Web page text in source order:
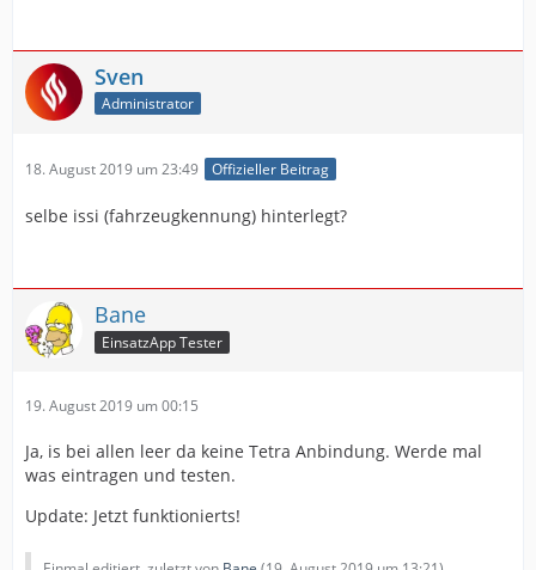
Sven
Administrator
18. August 2019 um 23:49 Offizieller Beitrag
selbe issi (fahrzeugkennung) hinterlegt?
Bane
EinsatzApp Tester
19. August 2019 um 00:15
Ja, is bei allen leer da keine Tetra Anbindung. Werde mal
was eintragen und testen.
Update: Jetzt funktionierts!